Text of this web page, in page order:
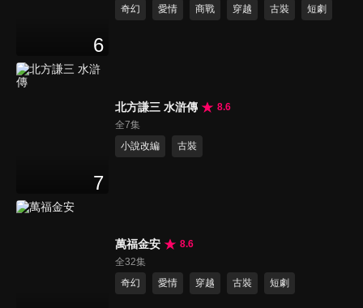
6
奇幻
愛情 商戰 穿越 古裝 短劇
7
北方謙三 水滸傳
8.6
全7集
小說改編
古裝
萬福金安
8.6
全32集
奇幻
愛情 穿越 古裝 短劇